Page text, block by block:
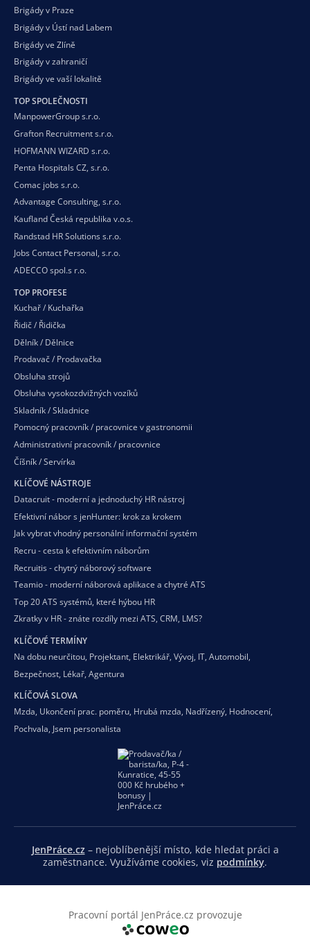
Brigády v Praze
Brigády v Ústí nad Labem
Brigády ve Zlíně
Brigády v zahraničí
Brigády ve vaší lokalitě
TOP SPOLEČNOSTI
ManpowerGroup s.r.o.
Grafton Recruitment s.r.o.
HOFMANN WIZARD s.r.o.
Penta Hospitals CZ, s.r.o.
Comac jobs s.r.o.
Advantage Consulting, s.r.o.
Kaufland Česká republika v.o.s.
Randstad HR Solutions s.r.o.
Jobs Contact Personal, s.r.o.
ADECCO spol.s r.o.
TOP PROFESE
Kuchař / Kuchařka
Řidič / Řidička
Dělník / Dělnice
Prodavač / Prodavačka
Obsluha strojů
Obsluha vysokozdvižných vozíků
Skladník / Skladnice
Pomocný pracovník / pracovnice v gastronomii
Administrativní pracovník / pracovnice
Číšník / Servírka
KLÍČOVÉ NÁSTROJE
Datacruit - moderní a jednoduchý HR nástroj
Efektivní nábor s jenHunter: krok za krokem
Jak vybrat vhodný personální informační systém
Recru - cesta k efektivním náborům
Recruitis - chytrý náborový software
Teamio - moderní náborová aplikace a chytré ATS
Top 20 ATS systémů, které hýbou HR
Zkratky v HR - znáte rozdíly mezi ATS, CRM, LMS?
KLÍČOVÉ TERMÍNY
Na dobu neurčitou, Projektant, Elektrikář, Vývoj, IT, Automobil,
Bezpečnost, Lékař, Agentura
KLÍČOVÁ SLOVA
Mzda, Ukončení prac. poměru, Hrubá mzda, Nadřízený, Hodnocení,
Pochvala, Jsem personalista
JenPráce.cz – nejoblíbenější místo, kde hledat práci a
zaměstnance. Využíváme cookies, viz podmínky.
Pracovní portál JenPráce.cz provozuje